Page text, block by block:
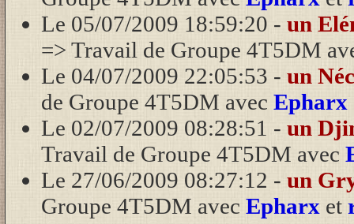
Le 05/07/2009 18:59:20 - un
=> Travail de Groupe 4T5DM
Le 04/07/2009 22:05:53 - un
de Groupe 4T5DM avec Epharx
Le 02/07/2009 08:28:51 - un
Travail de Groupe 4T5DM avec
Le 27/06/2009 08:27:12 - un
Groupe 4T5DM avec Epharx et